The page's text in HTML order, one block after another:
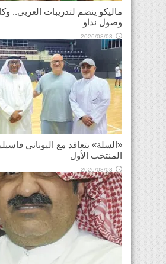
ماليكو ينضم لتدريبات العربي..
وصول نداو
2026/08/03
«السلة» يتعاقد مع اليوناني
المنتخب الأول
2026/08/03